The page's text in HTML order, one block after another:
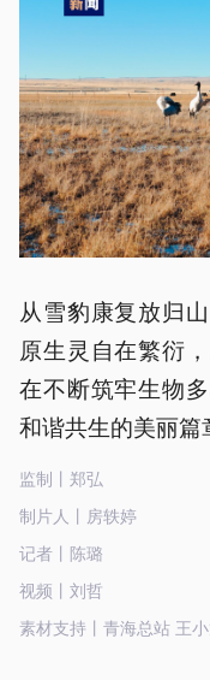
从雪豹康复放归
原生灵自在繁衍
在不断筑牢生物
和谐共生的美丽篇
监制丨郑弘
制片人丨房轶婷
记者丨陈璐
视频丨刘哲
素材支持丨青海总站 王